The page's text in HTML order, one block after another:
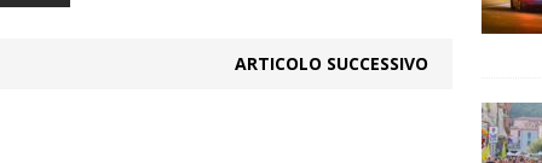
ARTICOLO SUCCESSIVO